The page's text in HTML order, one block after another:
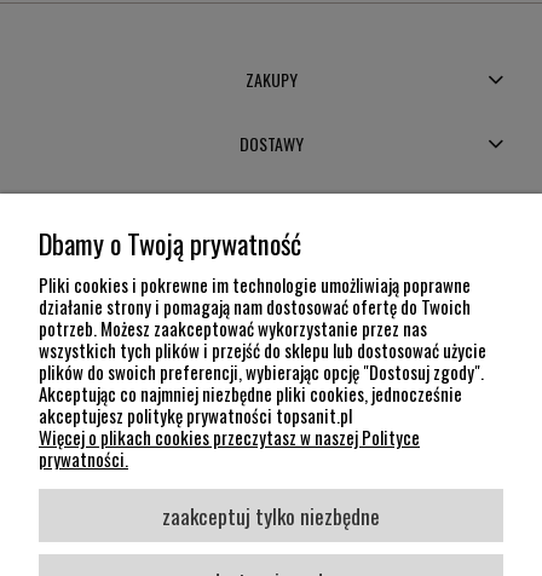
ZAKUPY
DOSTAWY
POMOC
INFORMACJE
KONTAKT
12 307 26 20
Kraków, 30-704 Na Dołach 8
SOCIAL MEDIA
Śledź nas
Dbamy o Twoją prywatność
Pliki cookies i pokrewne im technologie umożliwiają poprawne
działanie strony i pomagają nam dostosować ofertę do Twoich
potrzeb. Możesz zaakceptować wykorzystanie przez nas
wszystkich tych plików i przejść do sklepu lub dostosować użycie
plików do swoich preferencji, wybierając opcję "Dostosuj zgody".
Akceptując co najmniej niezbędne pliki cookies, jednocześnie
akceptujesz politykę prywatności topsanit.pl
Więcej o plikach cookies przeczytasz w naszej Polityce
prywatności.
zaakceptuj tylko niezbędne